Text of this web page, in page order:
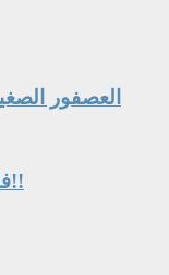
العصفور
فلة والأقزام الثمانية!!